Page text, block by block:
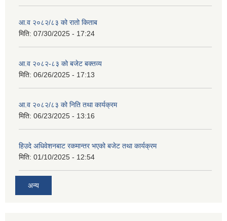
आ.व २०८२/८३ को रातो किताब
मिति: 07/30/2025 - 17:24
आ.व २०८२-८३ को बजेट बक्तव्य
मिति: 06/26/2025 - 17:13
आ.व २०८२/८३ को निति तथा कार्यक्रम
मिति: 06/23/2025 - 13:16
हिउदे अधिवेशनबाट रकमान्तर भएको बजेट तथा कार्यक्रम
मिति: 01/10/2025 - 12:54
अन्य